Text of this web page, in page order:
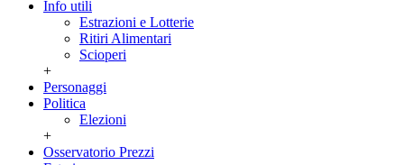
Info utili
Estrazioni e Lotterie
Ritiri Alimentari
Scioperi
+
Personaggi
Politica
Elezioni
+
Osservatorio Prezzi